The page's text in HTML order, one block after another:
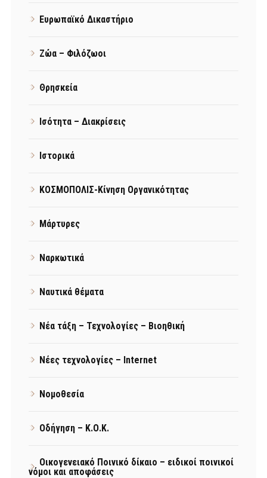
Ευρωπαϊκό Δικαστήριο
Ζώα – Φιλόζωοι
Θρησκεία
Ισότητα – Διακρίσεις
Ιστορικά
ΚΟΣΜΟΠΟΛΙΣ-Κίνηση Οργανικότητας
Μάρτυρες
Ναρκωτικά
Ναυτικά θέματα
Νέα τάξη – Τεχνολογίες – Βιοηθική
Νέες τεχνολογίες – Internet
Νομοθεσία
Οδήγηση – Κ.Ο.Κ.
Οικογενειακό Ποινικό δίκαιο – ειδικοί ποινικοί
νόμοι και αποφάσεις